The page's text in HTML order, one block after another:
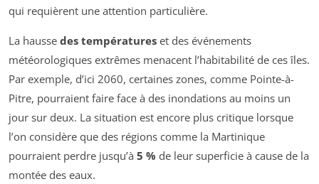
qui requièrent une attention particulière.
La hausse des températures et des événements
météorologiques extrêmes menacent l’habitabilité de ces îles.
Par exemple, d’ici 2060, certaines zones, comme Pointe-à-
Pitre, pourraient faire face à des inondations au moins un
jour sur deux. La situation est encore plus critique lorsque
l’on considère que des régions comme la Martinique
pourraient perdre jusqu’à 5 % de leur superficie à cause de la
montée des eaux.